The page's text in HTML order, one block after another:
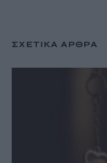
ΣΧΕΤΙΚΆ ΆΡΘΡΑ